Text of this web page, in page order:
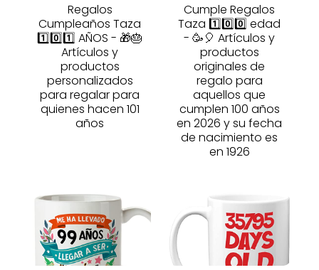
Regalos
Cumpleaños Taza
1️⃣0️⃣1️⃣ AÑOS - 🎁🎂
Artículos y
productos
personalizados
para regalar para
quienes hacen 101
años
Cumple Regalos
Taza 1️⃣0️⃣0️⃣ edad
- 🥳🎈 Artículos y
productos
originales de
regalo para
aquellos que
cumplen 100 años
en 2026 y su fecha
de nacimiento es
en 1926